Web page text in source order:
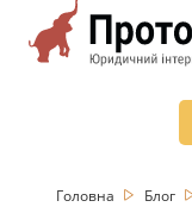
Головна Блог